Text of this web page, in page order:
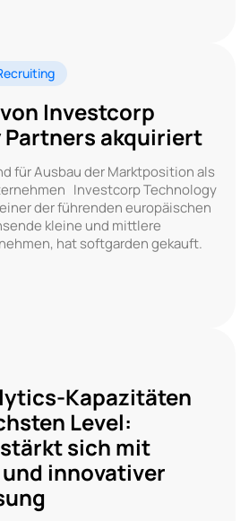
Investcorp
Partners akquiriert
für Ausbau der Marktposition als
Investcorp Technology
der führenden europäischen
kleine und mittlere
hat softgarden gekauft.
Kapazitäten
Level:
sich mit
innovativer